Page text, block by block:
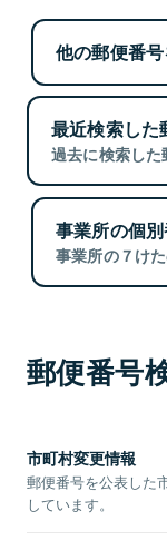
他の郵便番
最近検索した
過去に検索した
事業所の個
事業所の７け
郵便番号
市町村変更情報
郵便番号を公表した
しています。